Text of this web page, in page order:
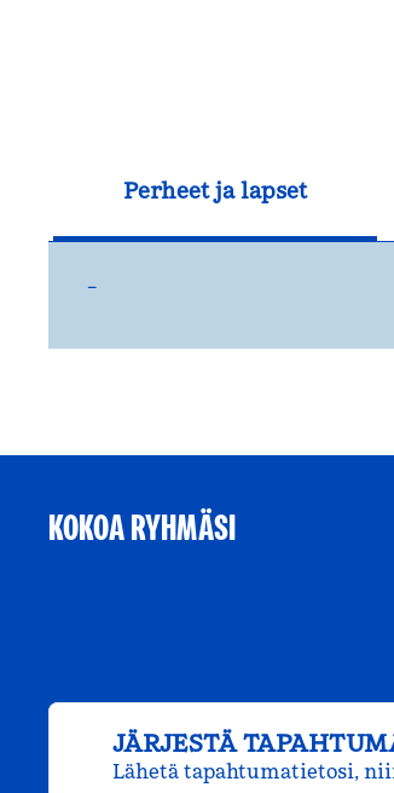
Perheet ja lapset
–
KOKOA RYHMÄSI
JÄRJESTÄ
Lähetä tapahtumatietosi,